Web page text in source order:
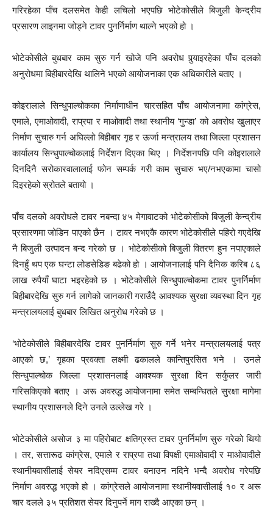
गरिरहेका पाँच दलसमेत केही लचिलो भएपछि भोटेकोसीले बिजुली केन्द्रीय
प्रसारण लाइनमा जोड्ने टावर पुनर्निर्माण थाल्ने भएको हो ।
भोटेकोसीले बुधबार काम सुरु गर्न खोजे पनि अवरोध पुर्‍याइरहेका पाँच दलको
अनुरोधमा बिहीबारदेखि थालिने भएको आयोजनाका एक अधिकारीले बताए ।
कोइरालाले सिन्धुपाल्चोकका निर्माणाधीन चारसहित पाँच आयोजनामा कांग्रेस,
एमाले, एमाओवादी, राप्रपा र माओवादी तथा स्थानीय ‘गुन्डा’ को अवरोध खुलाएर
निर्माण सुचारु गर्न अघिल्लो बिहीबार गृह र ऊर्जा मन्त्रालय तथा जिल्ला प्रशासन
कार्यालय सिन्धुपाल्चोकलाई निर्देशन दिएका थिए । निर्देशनपछि पनि कोइरालाले
दिनदिनै सरोकारवालालाई फोन सम्पर्क गरी काम सुचारु भए/नभएकामा चासो
दिइरहेको स्रोतले बतायो ।
पाँच दलको अवरोधले टावर नबन्दा ४५ मेगावाटको भोटेकोसीको बिजुली केन्द्रीय
प्रसारणमा जोडिन पाएको छैन । टावर नभएकै कारण भोटेकोसीले पहिरो गएदेखि
नै बिजुली उत्पादन बन्द गरेको छ । भोटेकोसीको बिजुली वितरण हुन नपाएकाले
दिनहुँ थप एक घन्टा लोडसेडिङ बढेको हो । आयोजनालाई पनि दैनिक करिब ८६
लाख रुपैयाँ घाटा भइरहेको छ । भोटेकोसीले सिन्धुपाल्चोकमा टावर पुनर्निर्माण
बिहीबारदेखि सुरु गर्न लागेको जानकारी गराउँदै आवश्यक सुरक्षा व्यवस्था दिन गृह
मन्त्रालयलाई बुधबार लिखित अनुरोध गरेको छ ।
‘भोटेकोसीले बिहीबारदेखि टावर पुनर्निर्माण सुरु गर्ने भनेर मन्त्रालयलाई पत्र
आएको छ,’ गृहका प्रवक्ता लक्ष्मी ढकालले कान्तिपुरसित भने । उनले
सिन्धुपाल्चोक जिल्ला प्रशासनलाई आवश्यक सुरक्षा दिन सर्कुलर जारी
गरिसकिएको बताए । अरू अवरुद्ध आयोजनामा समेत सम्बन्धितले सुरक्षा मागेमा
स्थानीय प्रशासनले दिने उनले उल्लेख गरे ।
भोटेकोसीले असोज ३ मा पहिरोबाट क्षतिग्रस्त टावर पुनर्निर्माण सुरु गरेको थियो
। तर, सत्तारूढ कांग्रेस, एमाले र राप्रपा तथा विपक्षी एमाओवादी र माओवादीले
स्थानीयवासीलाई सेयर नदिएसम्म टावर बनाउन नदिने भन्दै अवरोध गरेपछि
निर्माण अवरुद्ध भएको हो । कांग्रेसले आयोजनामा स्थानीयवासीलाई १० र अरू
चार दलले ३५ प्रतिशत सेयर दिनुपर्ने माग राख्दै आएका छन् ।